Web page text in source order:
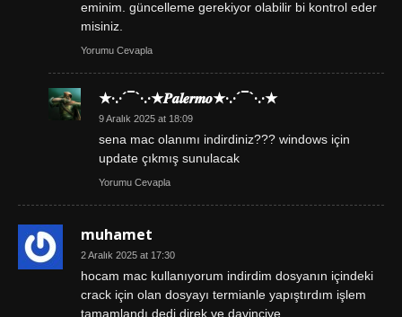
eminim. güncelleme gerekiyor olabilir bi kontrol eder
misiniz.
Yorumu Cevapla
★·.·´¯`·.·★𝑷𝒂𝒍𝒆𝒓𝒎𝒐★·.·´¯`·.·★
9 Aralık 2025 at 18:09
sena mac olanımı indirdiniz??? windows için
update çıkmış sunulacak
Yorumu Cevapla
muhamet
2 Aralık 2025 at 17:30
hocam mac kullanıyorum indirdim dosyanın içindeki
crack için olan dosyayı termianle yapıştırdım işlem
tamamlandı dedi direk ve davinciye